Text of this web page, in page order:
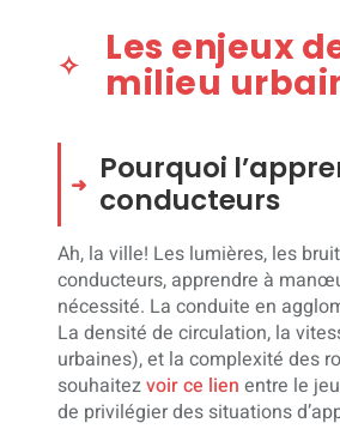
Les enjeux
milieu
Pourquoi
conducteurs
Ah, la ville! Les lumières, les
conducteurs, apprendre à
nécessité. La conduite en
La densité de circulation, la
urbaines), et la complexité des
souhaitezvoir ce lien entre le
de privilégier des situations